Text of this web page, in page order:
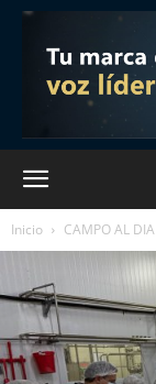
Inicio CAMPO AL DIA